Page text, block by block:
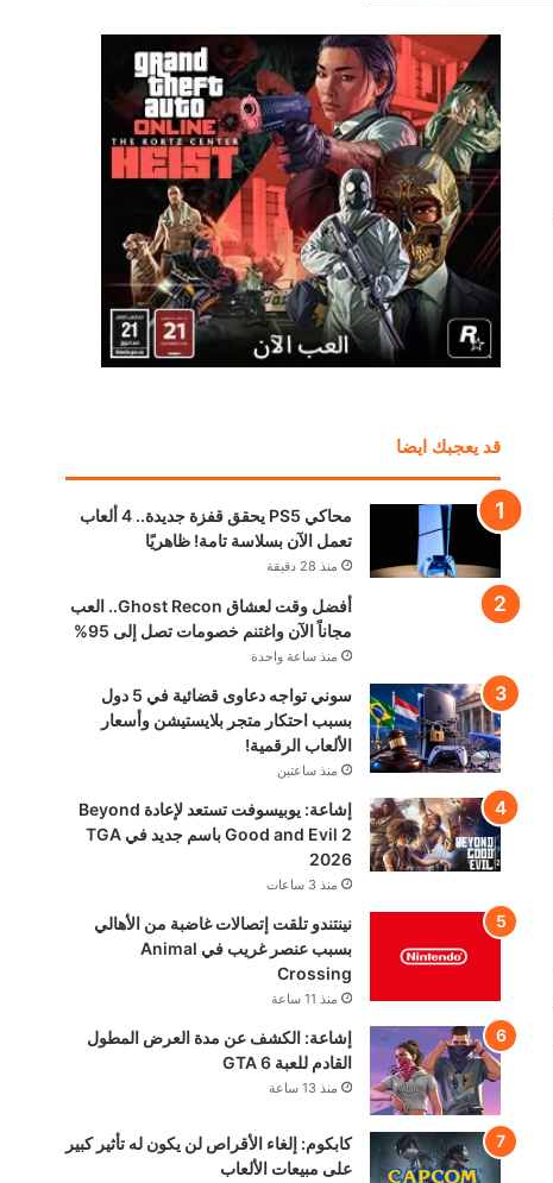
قد يعجبك ايضا
محاكي PS5 يحقق قفزة جديدة.. 4 ألعاب
تعمل الآن بسلاسة تامة! ظاهريًا
منذ 28 دقيقة
أفضل وقت لعشاق Ghost Recon.. العب
مجاناً الآن واغتنم خصومات تصل إلى 95%
منذ ساعة واحدة
سوني تواجه دعاوى قضائية في 5 دول
بسبب احتكار متجر بلايستيشن وأسعار
الألعاب الرقمية!
منذ ساعتين
إشاعة: يوبيسوفت تستعد لإعادة Beyond
Good and Evil 2 باسم جديد في TGA
2026
منذ 3 ساعات
نينتندو تلقت إتصالات غاضبة من الأهالي
بسبب عنصر غريب في Animal
Crossing
منذ 11 ساعة
إشاعة: الكشف عن مدة العرض المطول
القادم للعبة GTA 6
منذ 13 ساعة
كابكوم: إلغاء الأقراص لن يكون له تأثير كبير
على مبيعات الألعاب